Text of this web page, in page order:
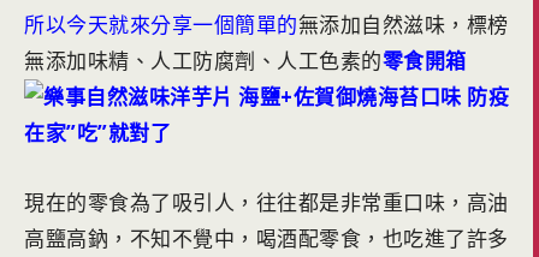
所以今天就來分享一個簡單的無添加自然滋味，標榜
無添加味精、 人工防腐劑、人工色素的零食開箱
現在的零食為了吸引人，往往都是非常重口味，高油
高鹽高鈉，不知不覺中，喝酒配零食，也吃進了許多